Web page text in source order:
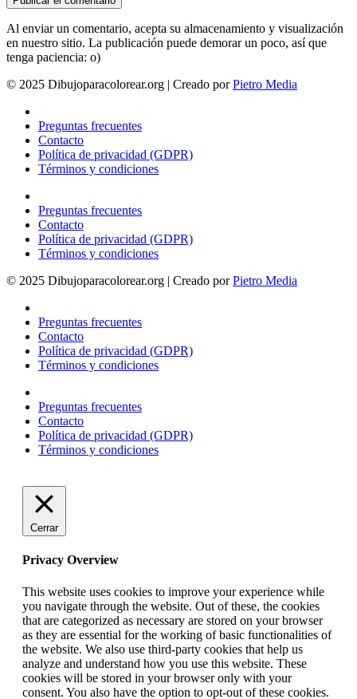
Al enviar un comentario, acepta su almacenamiento y visualización
en nuestro sitio. La publicación puede demorar un poco, así que
tenga paciencia: o)
© 2025 Dibujoparacolorear.org | Creado porPietro Media
Preguntas frecuentes
Contacto
Política de privacidad (GDPR)
Términos y condiciones
Preguntas frecuentes
Contacto
Política de privacidad (GDPR)
Términos y condiciones
© 2025 Dibujoparacolorear.org | Creado porPietro Media
Preguntas frecuentes
Contacto
Política de privacidad (GDPR)
Términos y condiciones
Preguntas frecuentes
Contacto
Política de privacidad (GDPR)
Términos y condiciones
Cerrar
Privacy Overview
This website uses cookies to improve your experience while
you navigate through the website. Out of these, the cookies
that are categorized as necessary are stored on your browser
as they are essential for the working of basic functionalities of
the website. We also use third-party cookies that help us
analyze and understand how you use this website. These
cookies will be stored in your browser only with your
consent. You also have the option to opt-out of these cookies.